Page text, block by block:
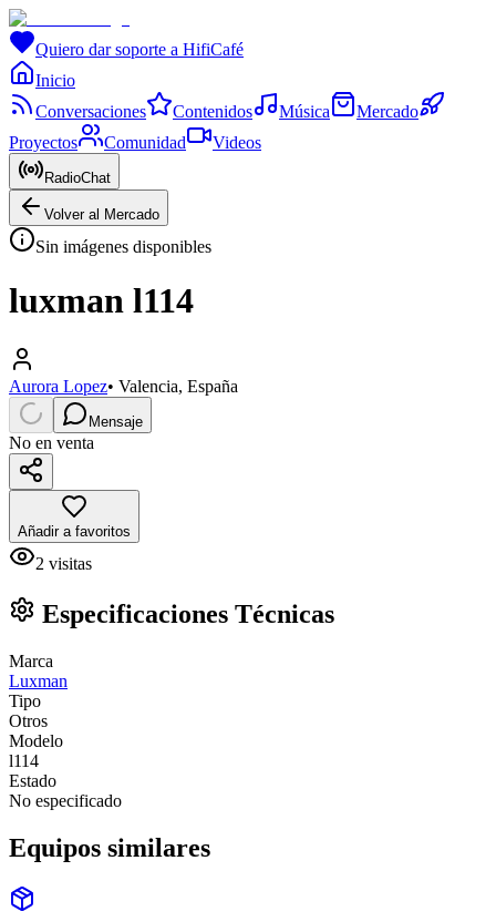
Quiero dar soporte a HifiCafé
Inicio
Conversaciones
Contenidos Música
Mercado
Proyectos
Comunidad Videos
RadioChat
Volver al Mercado
Sin imágenes disponibles
luxman l114
Aurora Lopez• Valencia, España
Mensaje
No en venta
Añadir a favoritos
2 visitas
Especificaciones Técnicas
Marca
Luxman
Tipo
Otros
Modelo
l114
Estado
No especificado
Equipos similares